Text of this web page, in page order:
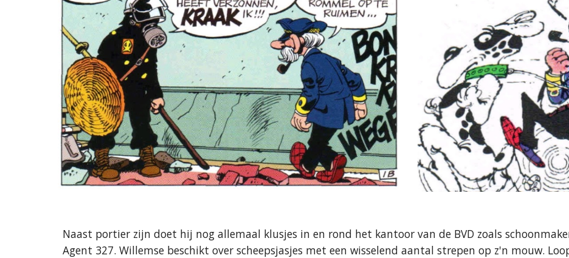
Naast portier zijn doet hij nog allemaal klusjes in en rond het kantoor van de BVD zoals
Agent 327. Willemse beschikt over scheepsjasjes met een wisselend aantal strepen op z'n mouw.